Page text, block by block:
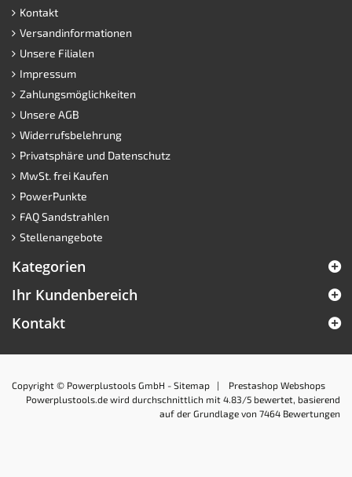
Kontakt
Versandinformationen
Unsere Filialen
Impressum
Zahlungsmöglichkeiten
Unsere AGB
Widerrufsbelehrung
Privatsphäre und Datenschutz
MwSt. frei Kaufen
PowerPunkte
FAQ Sandstrahlen
Stellenangebote
Kategorien
Ihr Kundenbereich
Kontakt
Copyright © Powerplustools GmbH - Sitemap | Prestashop Webshops
Powerplustools.de wird durchschnittlich mit 4.83/5 bewertet, basierend
auf der Grundlage von 7464 Bewertungen